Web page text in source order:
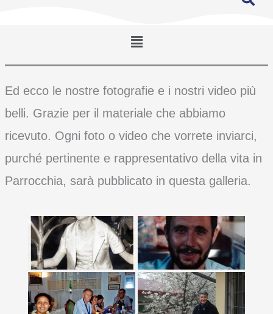
Menu
Ed ecco le nostre fotografie e i nostri video più
belli. Grazie per il materiale che abbiamo
ricevuto. Ogni foto o video che vorrete inviarci,
purché pertinente e rappresentativo della vita in
Parrocchia, sarà pubblicato in questa galleria.